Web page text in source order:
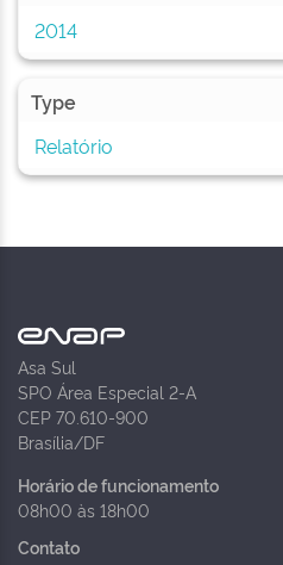
2014
Type
Relatório
Asa Sul
SPO Área Especial 2-A
CEP 70.610-900
Brasília/DF
Horário de funcionamento
08h00 às 18h00
Contato